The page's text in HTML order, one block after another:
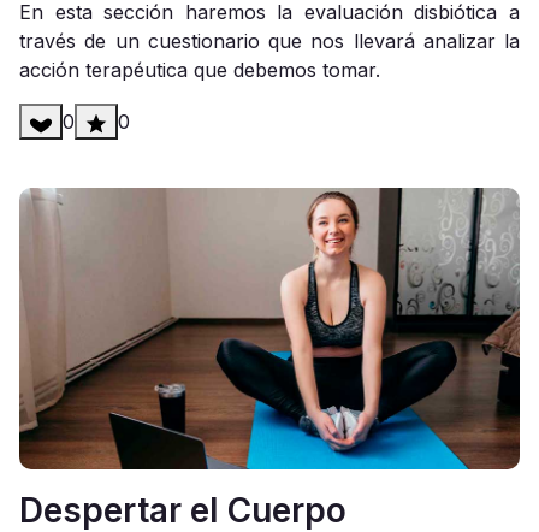
En esta sección haremos la evaluación disbiótica a
través de un cuestionario que nos llevará analizar la
acción terapéutica que debemos tomar.
0 0
Despertar el Cuerpo